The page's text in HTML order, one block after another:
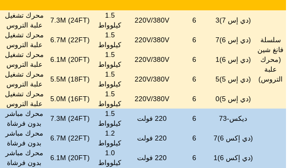
سلسلة
فانغ شين
(محرك
علبة
التروس)
(دي إس 7)3 6
220V/380V
1.5
كيلوواط
7.3M (24FT)
محرك تشغيل
علبة التروس
(دي إس 6)7
6
220V/380V
1.5
كيلوواط
6.7M (22FT)
محرك تشغيل
علبة التروس
(دي إس 6)1
6
220V/380V
1.5
كيلوواط
6.1M (20FT)
محرك تشغيل
علبة التروس
(دي إس 5)5
6
220V/380V
1.5
كيلوواط
5.5M (18FT)
محرك تشغيل
علبة التروس
(دي إس 5)0
6
220V/380V
1.5
كيلوواط
5.0M (16FT)
محرك تشغيل
علبة التروس
ديكس-73 6 220 فولت
1.5
كيلوواط
7.3M (24FT)
محرك مباشر
بدون فرشاة
(دي إكس 6)7
6 220 فولت
1.2
كيلوواط
6.7M (22FT)
محرك مباشر
بدون فرشاة
(دي إكس 6)1
6 220 فولت
1.0
كيلوواط
6.1M (20FT)
محرك مباشر
بدون فرشاة